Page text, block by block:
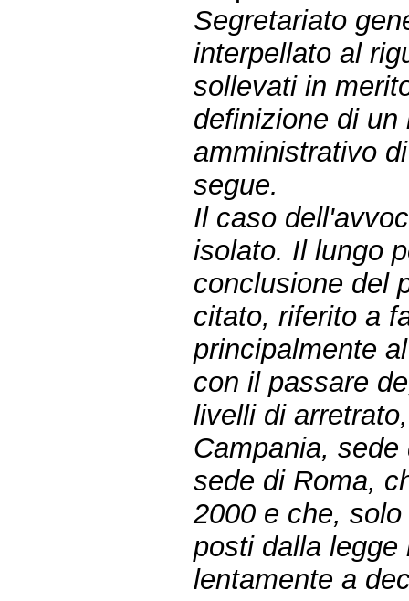
Segretariato
interpellato al
sollevati in
definizione di
amministrativo
segue.
Il caso
isolato. Il lungo
conclusione del
citato, riferito a
principalmente
con il passare
livelli di
Campania,
sede di Roma,
2000 e che,
posti dalla
lentamente a